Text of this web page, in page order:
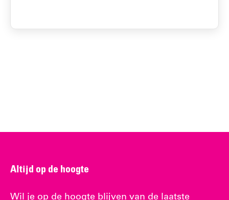
Altijd op de hoogte
Wil je op de hoogte blijven van de laatste